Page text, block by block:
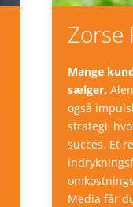
Zorse
Mange
sælger.
også
strategi,
succes. Et
Media får